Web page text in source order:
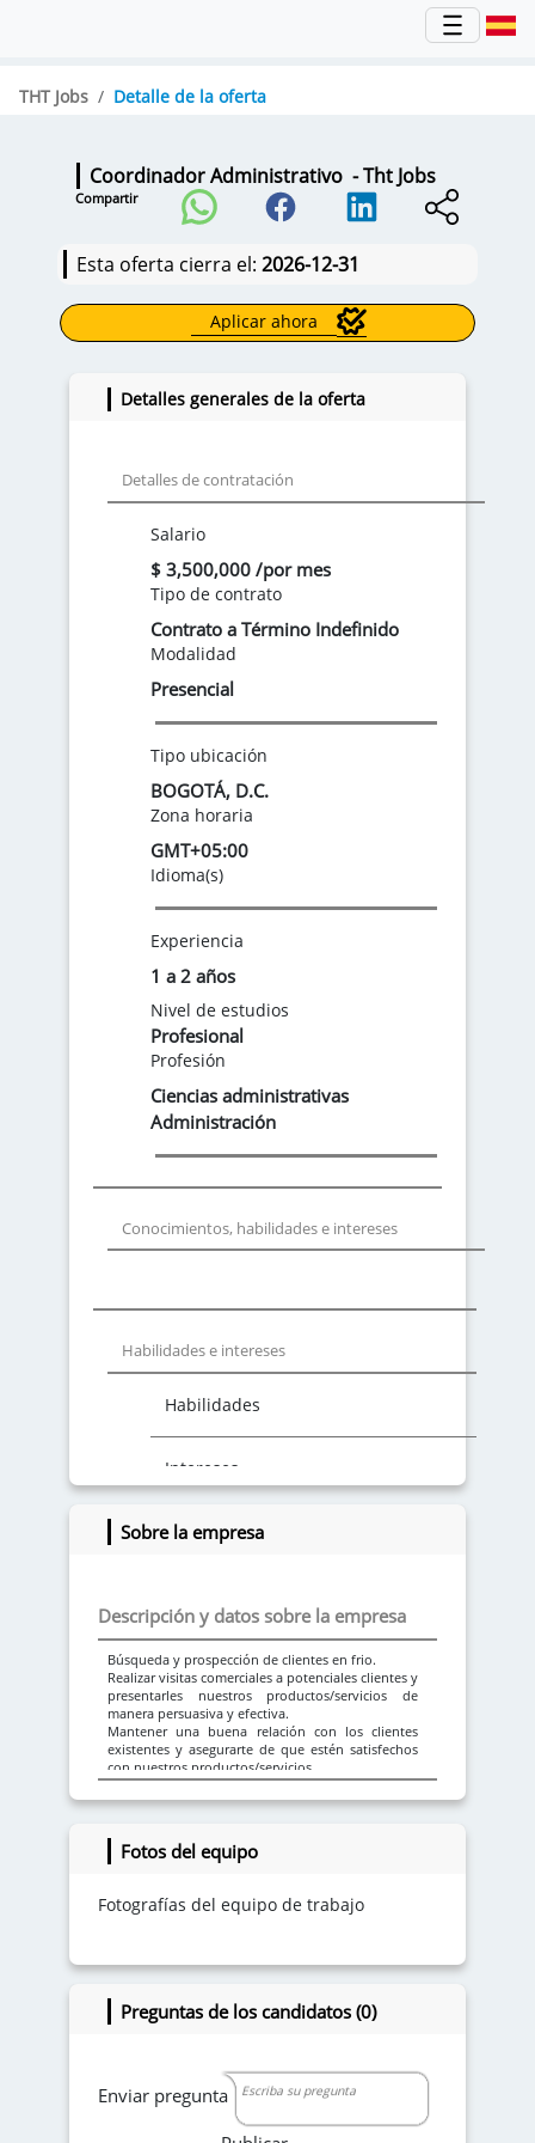
THT Jobs Detalle de la oferta
Coordinador Administrativo - Tht Jobs
Compartir
Esta oferta cierra el: 2026-12-31
Aplicar ahora
Detalles generales de la oferta
Detalles de contratación
Salario
$ 3,500,000 /por mes
Tipo de contrato
Contrato a Término Indefinido
Modalidad
Presencial
Tipo ubicación
BOGOTÁ, D.C.
Zona horaria
GMT+05:00
Idioma(s)
Experiencia
1 a 2 años
Nivel de estudios
Profesional
Profesión
Ciencias administrativas
Administración
Conocimientos, habilidades e intereses
Habilidades e intereses
Habilidades
Intereses
Sobre la empresa
Descripción y datos sobre la empresa
Búsqueda y prospección de clientes en frio.
Realizar visitas comerciales a potenciales clientes y
presentarles nuestros productos/servicios de
manera persuasiva y efectiva.
Mantener una buena relación con los clientes
existentes y asegurarte de que estén satisfechos
con nuestros productos/servicios.
Fotos del equipo
Fotografías del equipo de trabajo
Preguntas de los candidatos (0)
Enviar pregunta